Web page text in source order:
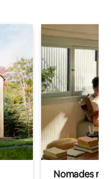
Nomades